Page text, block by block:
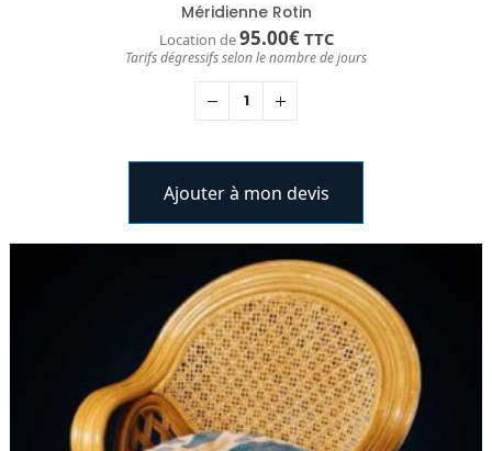
Méridienne Rotin
Location de95.00€ TTC
Tarifs dégressifs selon le nombre de jours
Ajouter à mon devis